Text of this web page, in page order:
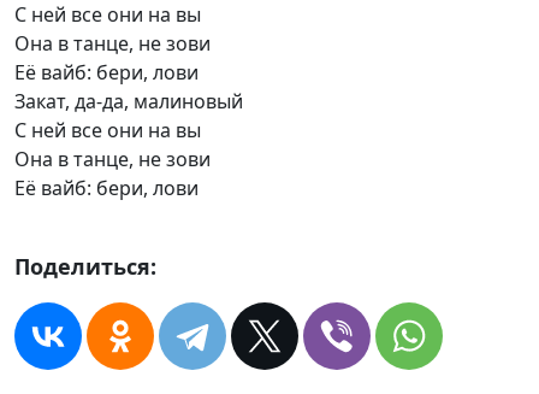
С ней все они на вы
Она в танце, не зови
Её вайб: бери, лови
Закат, да-да, малиновый
С ней все они на вы
Она в танце, не зови
Её вайб: бери, лови
Поделиться: